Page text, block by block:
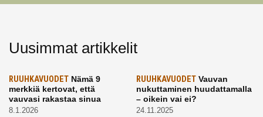
Uusimmat artikkelit
RUUHKAVUODET Nämä 9
merkkiä kertovat, että
vauvasi rakastaa sinua
8.1.2026
RUUHKAVUODETVauvan
nukuttaminen huudattamalla
– oikein vai ei?
24.11.2025